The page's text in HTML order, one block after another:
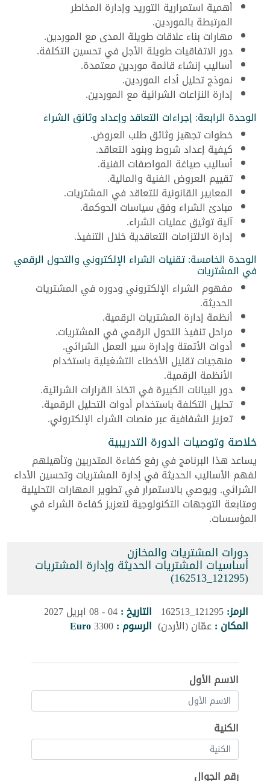
أهمية استمرارية التوريد وإدارة المخاطر
المرتبطة بالموردين.
مهارات بناء علاقات طويلة المدى مع الموردين.
دور الاتفاقيات طويلة الأجل في تحسين التكلفة.
أساليب إنشاء قائمة موردين معتمدة.
نموذج تحليل أداء الموردين.
إدارة النزاعات الشرائية مع الموردين.
الوحدة الرابعة: إجراءات التعاقد وإعداد وثائق الشراء
خطوات تجهيز وثائق طلب العروض.
كيفية إعداد شروط وبنود التعاقد.
أساليب صياغة المواصفات الفنية.
تقييم العروض الفنية والمالية.
المعايير القانونية للتعاقد في المشتريات.
مبادئ الشراء وفق سياسات الحوكمة.
آلية توثيق عمليات الشراء.
إدارة الالتزامات التعاقدية خلال التنفيذ.
الوحدة الخامسة: تقنيات الشراء الإلكتروني والتحول الرقمي
في المشتريات
مفهوم الشراء الإلكتروني ودوره في المشتريات
الحديثة.
أنظمة إدارة المشتريات الرقمية.
مراحل تنفيذ التحول الرقمي في المشتريات.
أدوات الأتمتة وإدارة سير العمل الشرائي.
منهجيات تقليل الأخطاء التشغيلية باستخدام
الأنظمة الرقمية.
دور البيانات الكبيرة في اتخاذ القرارات الشرائية.
تحليل التكلفة باستخدام أدوات التحليل الرقمية.
تعزيز الشفافية عبر منصات الشراء الإلكتروني.
خلاصة وتوصيات الدورة التدريبية
يساعد هذا البرنامج في رفع كفاءة المتدربين وتأهيلهم
لفهم الأساليب الحديثة في إدارة المشتريات وتحسين الأداء
الشرائي. ويوصي بالاستمرار في تطوير المهارات التحليلية
ومتابعة التوجهات التكنولوجية لتعزيز كفاءة الشراء في
المؤسسات.
دورات المشتريات والمخازن
أساسيات المشتريات الحديثة وإدارة المشتريات
(121295_162513)
الرمز:121295_162513 التاريخ :04 - 08 ابريل 2027
المكان :عمّان (الأردن) الرسوم :3300
Euro
الاسم الأول
الكنية
رقم الجوال